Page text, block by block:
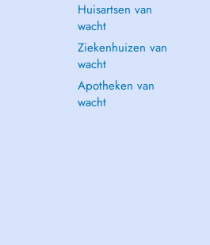
Huisartsen van
wacht
Ziekenhuizen van
wacht
Apotheken van
wacht